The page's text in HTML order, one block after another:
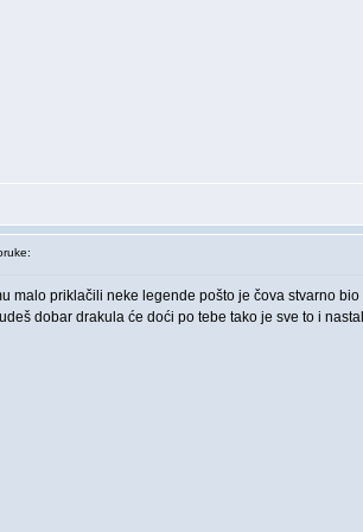
malo priklačili neke legende pošto je čova stvarno
dobar drakula će doći po tebe tako je sve to i